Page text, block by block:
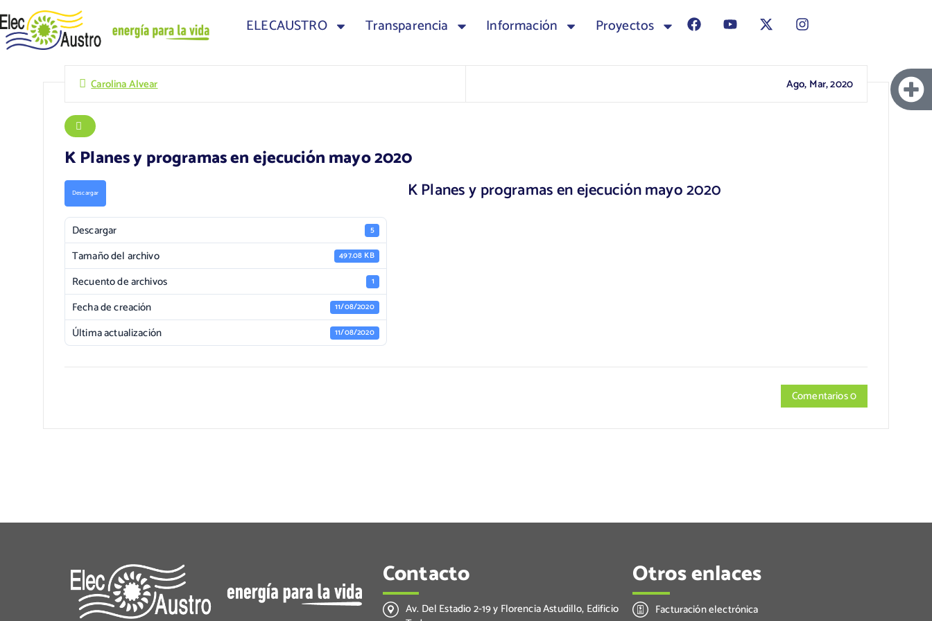
ELECAUSTRO Transparencia Información Proyectos
Carolina Alvear Ago, Mar, 2020
K Planes y programas en ejecución mayo 2020
Descargar
Descargar 5
Tamaño del archivo 497.08 KB
Recuento de archivos 1
Fecha de creación 11/08/2020
Última actualización 11/08/2020
K Planes y programas en ejecución mayo 2020
Comentarios 0
Contacto
Av. Del Estadio 2-19 y Florencia Astudillo, Edificio
Otros enlaces
Facturación electrónica